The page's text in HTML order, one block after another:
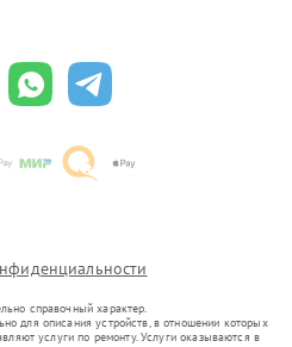
справочный характер.
для описания устройств, в отношении которых
услуги по ремонту. Услуги оказываются в